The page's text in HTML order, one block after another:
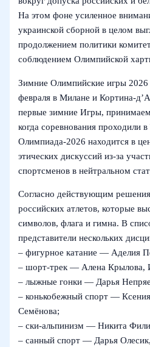
На этом фоне усиленное
украинской сборной в целом
продолжением политики
соблюдением Олимпийской
Зимние Олимпийские игры 2026
февраля в Милане и Кортина-
первые зимние Игры,
когда соревнования проходили
Олимпиада-2026 находится в
этических дискуссий из‑за
спортсменов в нейтральном
Согласно действующим
российских атлетов, которые
символов, флага и гимна. В
представители нескольких
– фигурное катание — Аделия
– шорт‑трек — Алена Крылова,
– лыжные гонки — Дарья
– конькобежный спорт —
Семёнова;
– ски‑альпинизм — Никита
– санный спорт — Дарья